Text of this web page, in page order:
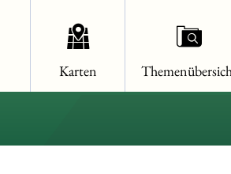
Karten